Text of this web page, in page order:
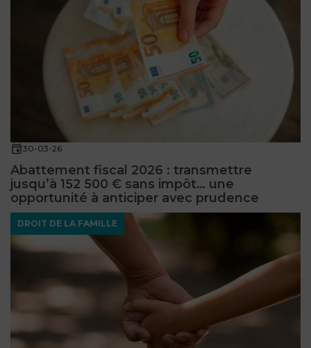
30-03-26
Abattement fiscal 2026 : transmettre
jusqu’à 152 500 € sans impôt… une
opportunité à anticiper avec prudence
DROIT DE LA FAMILLE